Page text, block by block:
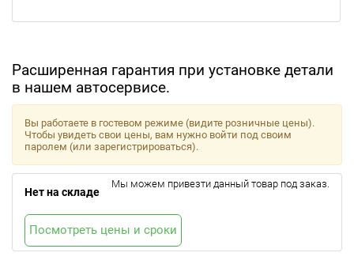
Расширенная гарантия при установке детали
в нашем автосервисе.
Вы работаете в гостевом режиме (видите розничные цены).
Чтобы увидеть свои цены, вам нужно войти под своим
паролем (или зарегистрироваться).
Нет на складе
Мы можем привезти данный товар под заказ.
Посмотреть цены и сроки